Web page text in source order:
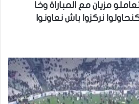
مزيان مع المباراة وخا
نركزوا باش نعاونوا